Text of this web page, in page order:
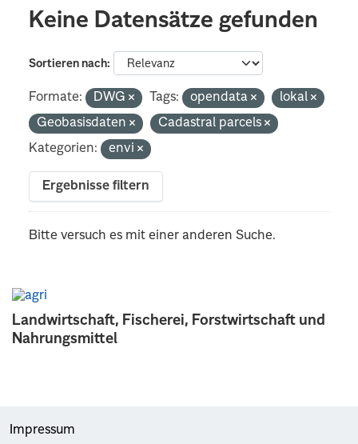
Landwirtschaft, Fischerei, Forstwirtschaft und
Nahrungsmittel
Keine Datensätze gefunden
Sortieren nach
Formate: DWG Tags: opendata
lokal
Geobasisdaten
Cadastral parcels
Kategorien:
envi
Ergebnisse filtern
Bitte versuch es mit einer anderen Suche.
Impressum